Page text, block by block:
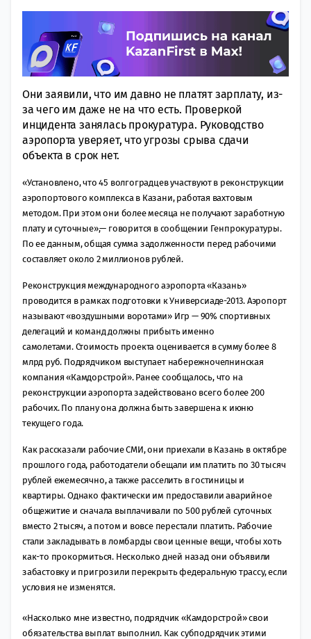
Они заявили, что им давно не платят зарплату, из-
за чего им даже не на что есть. Проверкой
инцидента занялась прокуратура. Руководство
аэропорта уверяет, что угрозы срыва сдачи
объекта в срок нет.
«Установлено, что 45 волгоградцев участвуют в реконструкции
аэропортового комплекса в Казани, работая вахтовым
методом. При этом они более месяца не получают заработную
плату и суточные»,— говорится в сообщении Генпрокуратуры.
По ее данным, общая сумма задолженности перед рабочими
составляет около 2 миллионов рублей.
Реконструкция международного аэропорта «Казань»
проводится в рамках подготовки к Универсиаде-2013. Аэропорт
называют «воздушными воротами» Игр — 90% спортивных
делегаций и команд должны прибыть именно
самолетами. Стоимость проекта оценивается в сумму более 8
млрд руб. Подрядчиком выступает набережночелнинская
компания «Камдорстрой». Ранее сообщалось, что на
реконструкции аэропорта задействовано всего более 200
рабочих. По плану она должна быть завершена к июню
текущего года.
Как рассказали рабочие СМИ, они приехали в Казань в октябре
прошлого года, работодатели обещали им платить по 30 тысяч
рублей ежемесячно, а также расселить в гостиницы и
квартиры. Однако фактически им предоставили аварийное
общежитие и сначала выплачивали по 500 рублей суточных
вместо 2 тысяч, а потом и вовсе перестали платить. Рабочие
стали закладывать в ломбарды свои ценные вещи, чтобы хоть
как-то прокормиться. Несколько дней назад они объявили
забастовку и пригрозили перекрыть федеральную трассу, если
условия не изменятся.
«Насколько мне известно, подрядчик «Камдорстрой» свои
обязательства выплат выполнил. Как субподрядчик этими